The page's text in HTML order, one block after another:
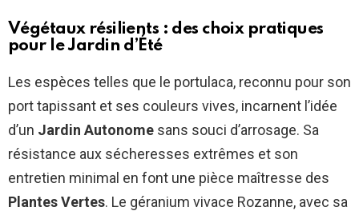
Végétaux résilients : des choix pratiques
pour le Jardin d’Été
Les espèces telles que le portulaca, reconnu pour son
port tapissant et ses couleurs vives, incarnent l’idée
d’un Jardin Autonome sans souci d’arrosage. Sa
résistance aux sécheresses extrêmes et son
entretien minimal en font une pièce maîtresse des
Plantes Vertes. Le géranium vivace Rozanne, avec sa